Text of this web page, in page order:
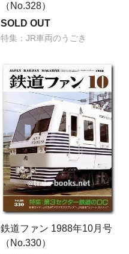
（No.328）
SOLD OUT
特集：JR車両のうごき
鉄道ファン 1988年10月号
（No.330）